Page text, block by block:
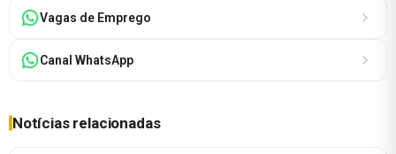
Vagas de Emprego
Canal WhatsApp
Notícias relacionadas